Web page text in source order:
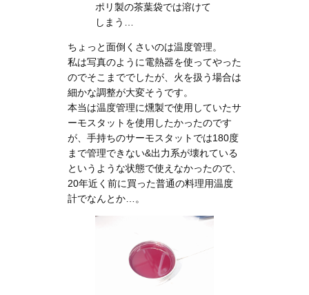
ポリ製の茶葉袋では溶けて
しまう…
ちょっと面倒くさいのは温度管理。
私は写真のように電熱器を使ってやった
のでそこまででしたが、火を扱う場合は
細かな調整が大変そうです。
本当は温度管理に燻製で使用していたサ
ーモスタットを使用したかったのです
が、手持ちのサーモスタットでは180度
まで管理できない&出力系が壊れている
というような状態で使えなかったので、
20年近く前に買った普通の料理用温度
計でなんとか…。